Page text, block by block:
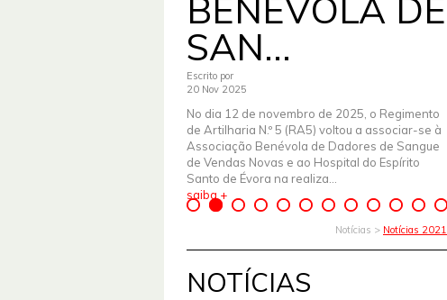
BENÉVOLA DE
SAN...
Escrito por
20 Nov 2025
No dia 12 de novembro de 2025, o Regimento
de Artilharia N.º 5 (RA5) voltou a associar-se à
Associação Benévola de Dadores de Sangue
de Vendas Novas e ao Hospital do Espírito
Santo de Évora na realiza...
saiba +
Notícias > Notícias 2021
NOTÍCIAS